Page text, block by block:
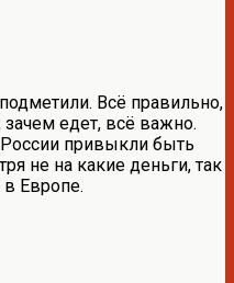
Всё правильно,
зачем едет, всё важно.
привыкли быть
не на какие деньги, так
в Европе.